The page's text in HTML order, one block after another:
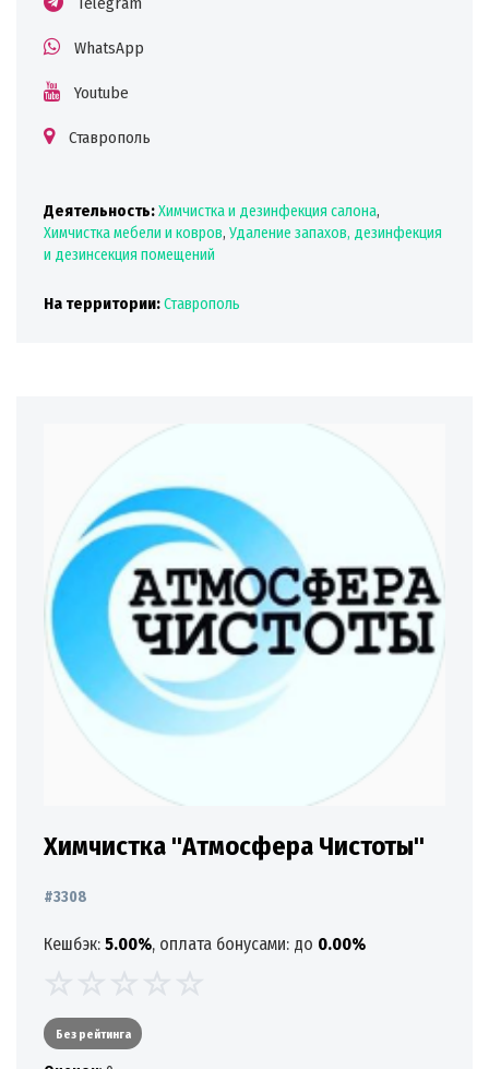
WhatsApp
Youtube
Ставрополь
Деятельность:Химчистка и дезинфекция салона,
Химчистка мебели и ковров, Удаление запахов, дезинфекция
и дезинсекция помещений
На территории:Ставрополь
Химчистка "Атмосфера Чистоты"
#3308
Кешбэк: 5.00%, оплата бонусами: до 0.00%
Без рейтинга